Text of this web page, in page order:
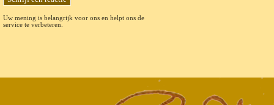
Uw mening is belangrijk voor ons en helpt ons de
service te verbeteren.